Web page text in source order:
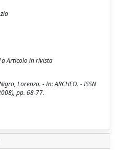
Articolo in rivista
Lorenzo. - In: ARCHEO. - ISSN
pp. 68-77.